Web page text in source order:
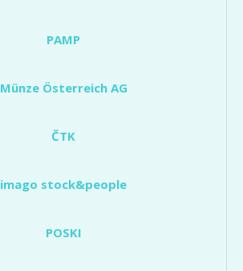
PAMP
Münze Österreich AG
ČTK
imago stock&people
POSKI